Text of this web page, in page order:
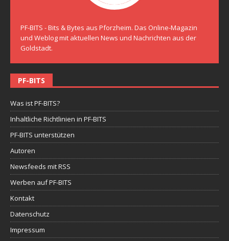
PF-BITS - Bits & Bytes aus Pforzheim. Das Online-Magazin
und Weblog mit aktuellen News und Nachrichten aus der
Goldstadt.
PF-BITS
Was ist PF-BITS?
Inhaltliche Richtlinien in PF-BITS
PF-BITS unterstützen
Autoren
Newsfeeds mit RSS
Werben auf PF-BITS
Kontakt
Datenschutz
Impressum